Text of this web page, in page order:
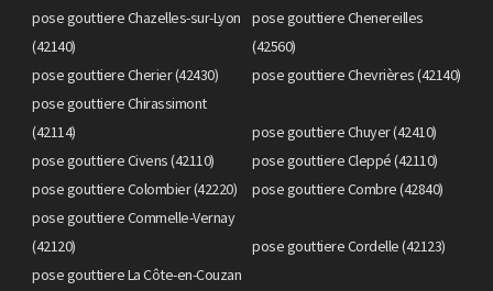
pose gouttiere Chazelles-sur-Lyon
(42140)
pose gouttiere Chenereilles
(42560)
pose gouttiere Cherier (42430)
pose gouttiere Chevrières (42140)
pose gouttiere Chirassimont
(42114)
pose gouttiere Chuyer (42410)
pose gouttiere Civens (42110)
pose gouttiere Cleppé (42110)
pose gouttiere Colombier (42220)
pose gouttiere Combre (42840)
pose gouttiere Commelle-Vernay
(42120)
pose gouttiere Cordelle (42123)
pose gouttiere La Côte-en-Couzan